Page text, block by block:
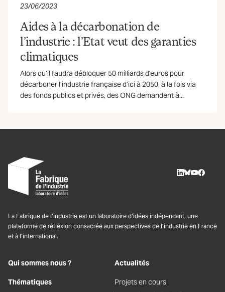
23/06/2023
Aides à la décarbonation de
l’industrie : l’Etat veut des garanties
climatiques
Alors qu’il faudra débloquer 50 milliards d’euros pour
décarboner l’industrie française d’ici à 2050, à la fois via
des fonds publics et privés, des ONG demandent à...
La Fabrique de l’industrie est un laboratoire d’idées indépendant, une
plateforme de réflexion consacrée aux perspectives de l’industrie en France
et à l’international.
Qui sommes nous ?
Thématiques
Actualités
Projets en cours